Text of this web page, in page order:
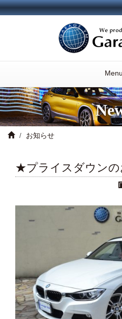
Menu
お知らせ
★プライスダウン